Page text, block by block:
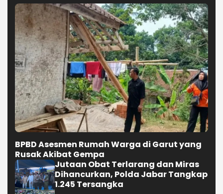
BPBD Asesmen Rumah Warga di Garut yang
Rusak Akibat Gempa
Jutaan Obat Terlarang dan Miras
Dihancurkan, Polda Jabar Tangkap
1.245 Tersangka